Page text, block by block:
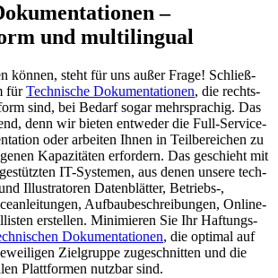
–
und multilingual
können, steht für uns außer Frage! Schließ­
fürTechnische Doku­menta­tionen, die rechts-
sind, bei Be­darf sogar mehr­sprachig. Das
denn wir bieten ent­weder die Full-Service-
oder arbeiten Ihnen in Teil­be­reichen zu
Kapazitäten erfordern. Das geschieht mit
IT-Systemen, aus denen unsere tech­
Illus­tra­to­ren Daten­blätter, Betriebs-,
Auf­bau­be­schrei­bungen, Online-
erstellen. Minimieren Sie Ihr Haftungs­
Doku­menta­tio­nen, die optimal auf
Ziel­gruppe zuge­schnitten und die
Platt­formen nutzbar sind.